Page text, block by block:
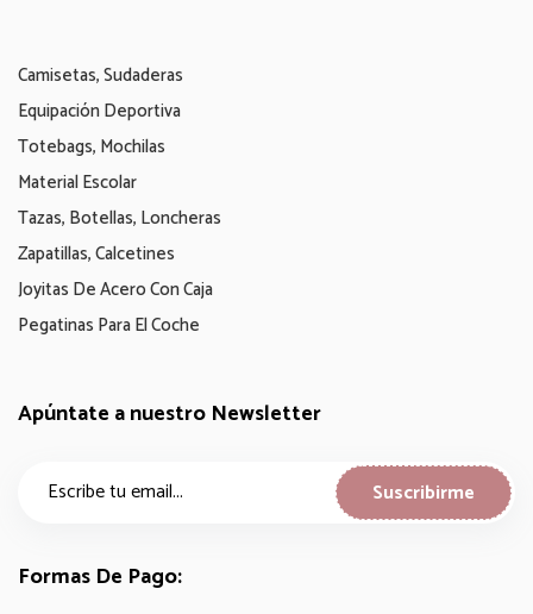
Camisetas, Sudaderas
Equipación Deportiva
Totebags, Mochilas
Material Escolar
Tazas, Botellas, Loncheras
Zapatillas, Calcetines
Joyitas De Acero Con Caja
Pegatinas Para El Coche
Apúntate a nuestro Newsletter
Formas De Pago: